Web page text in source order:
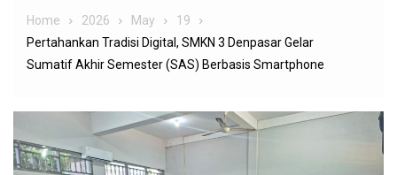
Home 2026 May
19
Pertahankan Tradisi Digital, SMKN 3 Denpasar Gelar
Sumatif Akhir Semester (SAS) Berbasis Smartphone